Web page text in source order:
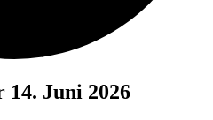
14. Juni 2026